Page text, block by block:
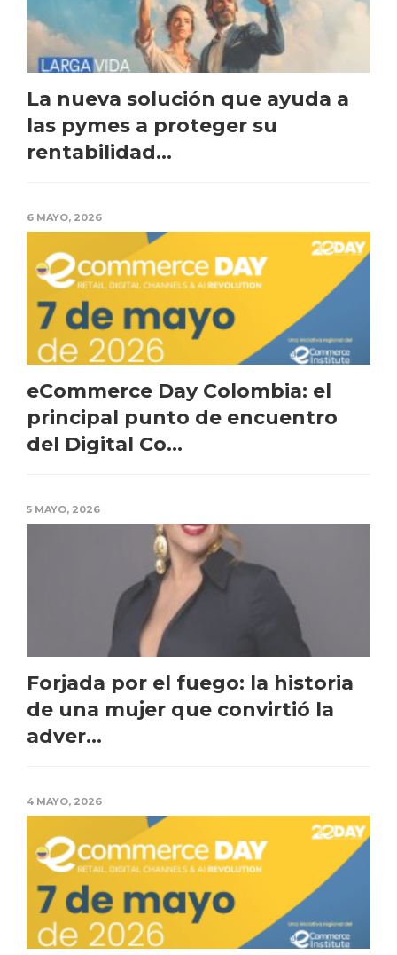
La nueva solución que ayuda a
las pymes a proteger su
rentabilidad...
6 MAYO, 2026
eCommerce Day Colombia: el
principal punto de encuentro
del Digital Co...
5 MAYO, 2026
Forjada por el fuego: la historia
de una mujer que convirtió la
adver...
4 MAYO, 2026